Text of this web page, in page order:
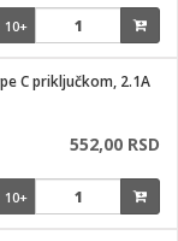
10+
C priključkom, 2.1A
552,00 RSD
10+